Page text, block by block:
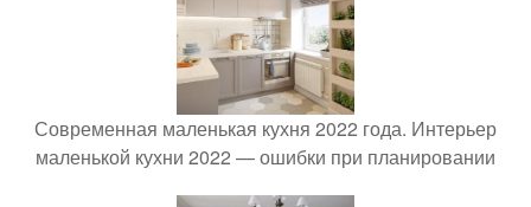
Современная маленькая кухня 2022 года. Интерьер
маленькой кухни 2022 — ошибки при планировании